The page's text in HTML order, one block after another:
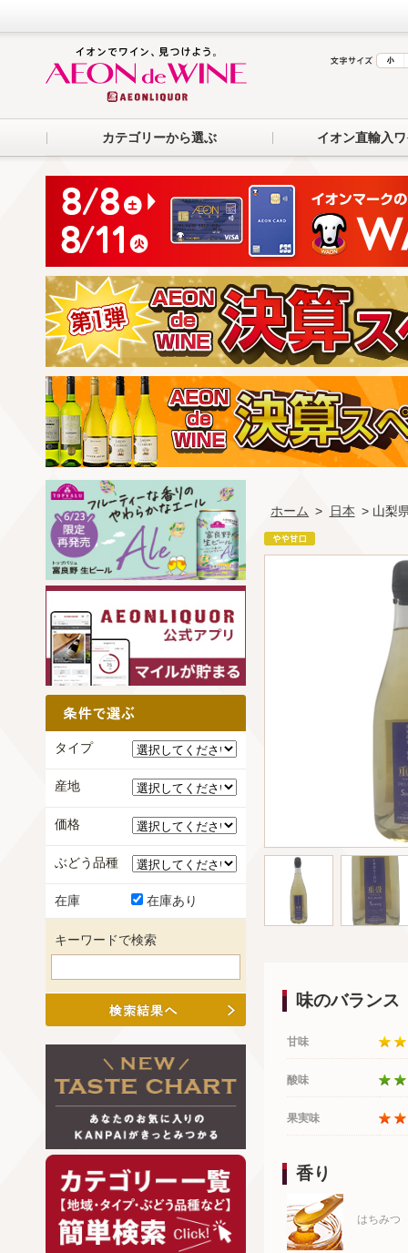
カテゴリーから選ぶ イオン直輸入
ホーム > 日本 > 山梨
味のバランス
甘味
酸味
果実味
香り
はちみつ
タイプ
産地
価格
ぶどう品種
在庫 在庫あり
キーワードで検索